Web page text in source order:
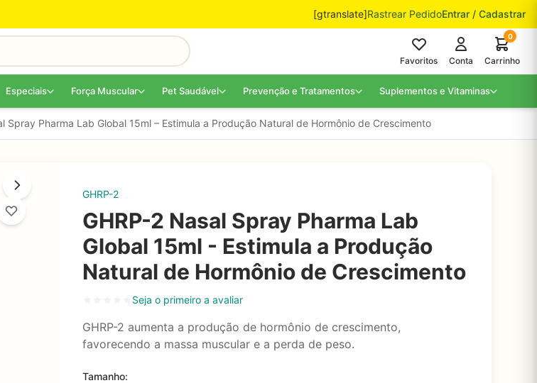
[gtranslate]Rastrear PedidoEntrar / Cadastrar
Favoritos Conta
0
Carrinho
Especiais Força Muscular Pet Saudável Prevenção e Tratamentos Suplementos e Vitaminas
Spray Pharma Lab Global 15ml – Estimula a Produção Natural de Hormônio de Crescimento
GHRP-2
GHRP-2 Nasal Spray Pharma Lab
Global 15ml - Estimula a Produção
Natural de Hormônio de Crescimento
Seja o primeiro a avaliar
GHRP-2 aumenta a produção de hormônio de crescimento,
favorecendo a massa muscular e a perda de peso.
Tamanho: